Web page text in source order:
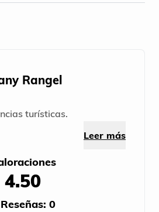
Rangel
turísticas.
Leer más
4.50
Reseñas: 0